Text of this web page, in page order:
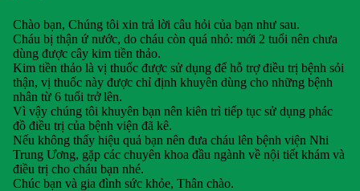
Chào bạn, Chúng tôi xin trả lời câu hỏi của bạn như sau.
Cháu bị thận ứ nước, do cháu còn quá nhỏ: mới 2 tuổi nên chưa
dùng được cây kim tiền thảo.
Kim tiền thảo là vị thuốc được sử dụng để hỗ trợ điều trị bệnh sỏi
thận, vị thuốc này được chỉ định khuyên dùng cho những bệnh
nhân từ 6 tuổi trở lên.
Vì vậy chúng tôi khuyên bạn nên kiên trì tiếp tục sử dụng phác
đồ điều trị của bệnh viện đã kê.
Nếu không thấy hiệu quả bạn nên đưa cháu lên bệnh viện Nhi
Trung Ương, gặp các chuyên khoa đầu ngành về nội tiết khám và
điều trị cho cháu bạn nhé.
Chúc bạn và gia đình sức khỏe, Thân chào.